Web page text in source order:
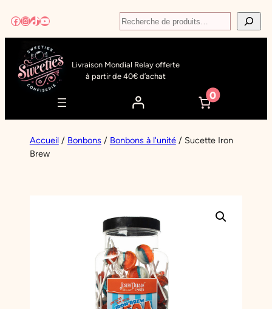
au
contenu
Facebook
Instagram
TikTok
YouTube Recherche
Livraison Mondial Relay offerte
à partir de 40€ d’achat
0
Accueil/ Bonbons / Bonbons à l'unité/ Sucette Iron
Brew